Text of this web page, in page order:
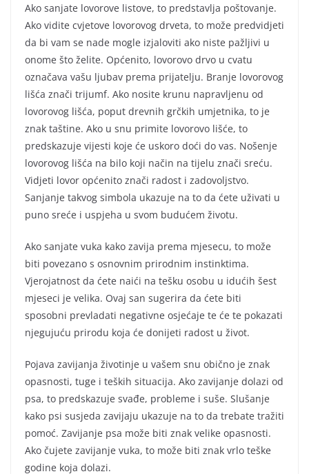
Ako sanjate lovorove listove, to predstavlja poštovanje.
Ako vidite cvjetove lovorovog drveta, to može predvidjeti
da bi vam se nade mogle izjaloviti ako niste pažljivi u
onome što želite. Općenito, lovorovo drvo u cvatu
označava vašu ljubav prema prijatelju. Branje lovorovog
lišća znači trijumf. Ako nosite krunu napravljenu od
lovorovog lišća, poput drevnih grčkih umjetnika, to je
znak taštine. Ako u snu primite lovorovo lišće, to
predskazuje vijesti koje će uskoro doći do vas. Nošenje
lovorovog lišća na bilo koji način na tijelu znači sreću.
Vidjeti lovor općenito znači radost i zadovoljstvo.
Sanjanje takvog simbola ukazuje na to da ćete uživati u
puno sreće i uspjeha u svom budućem životu.
Ako sanjate vuka kako zavija prema mjesecu, to može
biti povezano s osnovnim prirodnim instinktima.
Vjerojatnost da ćete naići na tešku osobu u idućih šest
mjeseci je velika. Ovaj san sugerira da ćete biti
sposobni prevladati negativne osjećaje te će te pokazati
njegujuću prirodu koja će donijeti radost u život.
Pojava zavijanja životinje u vašem snu obično je znak
opasnosti, tuge i teških situacija. Ako zavijanje dolazi od
psa, to predskazuje svađe, probleme i suše. Slušanje
kako psi susjeda zavijaju ukazuje na to da trebate tražiti
pomoć. Zavijanje psa može biti znak velike opasnosti.
Ako čujete zavijanje vuka, to može biti znak vrlo teške
godine koja dolazi.